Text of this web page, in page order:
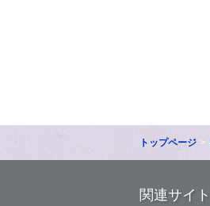
トップページ
関連サイト